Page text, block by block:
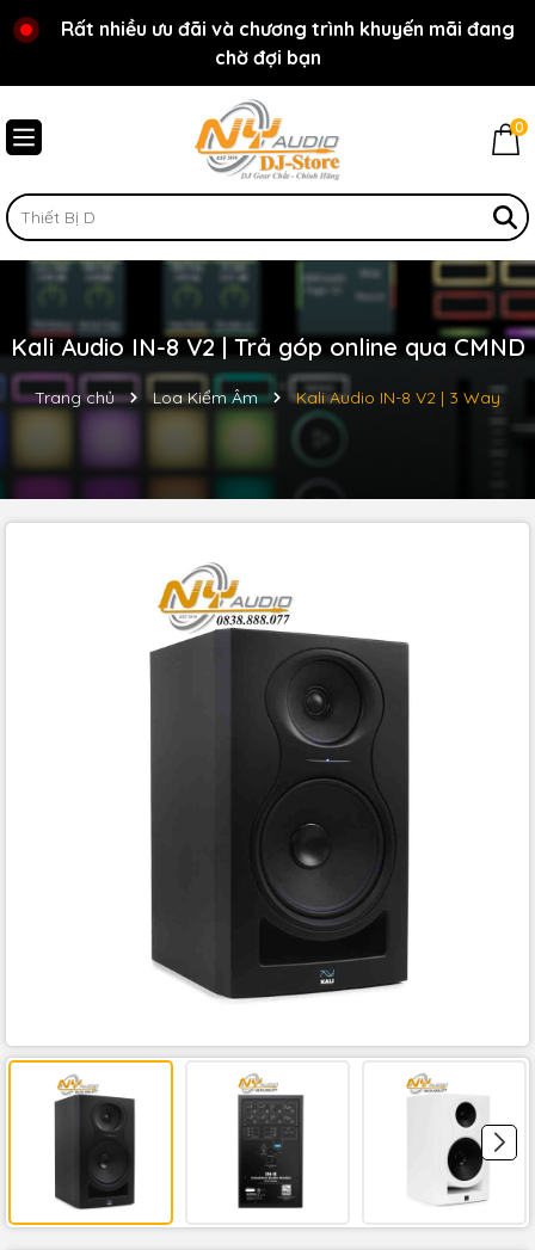
Chào mừng bạn đến với cửa hàng NY Audio - DJ
Store
Rất nhiều ưu đãi và chương trình khuyến mãi đang
chờ đợi bạn
0
Kali Audio IN-8 V2 | Trả góp online qua CMND
Trang chủ Loa Kiểm Âm Kali Audio IN-8 V2 | 3 Way